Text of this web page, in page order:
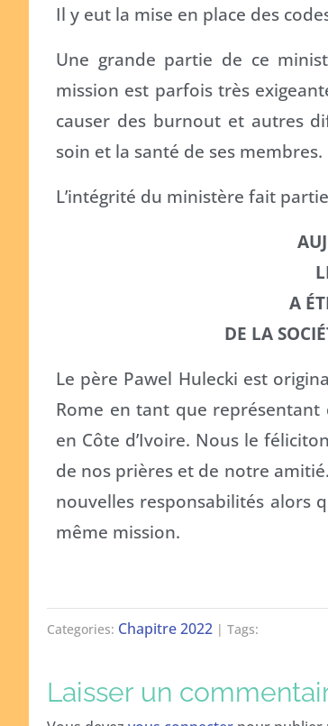
Il y eut la mise en place des
Une grande partie de ce
mission est parfois très
causer des burnout et autres
soin et la santé de ses membres.
L’intégrité du ministère fait
A
DE LA
Le père Pawel Hulecki est
Rome en tant que représentant
en Côte d’Ivoire. Nous le
de nos prières et de notre amitié.
nouvelles responsabilités alors
même mission.
Categories: Chapitre 2022 | Tags:
Laisser un